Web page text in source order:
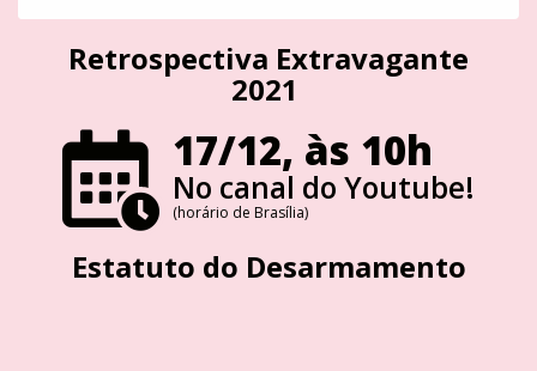
Retrospectiva Extravagante
2021
17/12, às 10h
No canal do Youtube!
(horário de Brasília)
Estatuto do Desarmamento